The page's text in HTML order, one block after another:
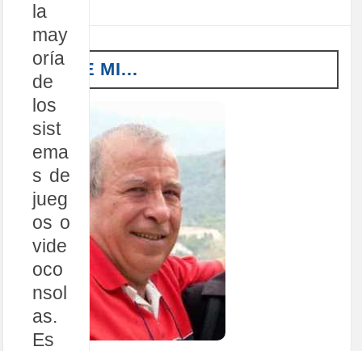
la
may
oría
de
los
sist
ema
s de
jueg
os o
vide
oco
nsol
as.
Es
SOBRE MI…